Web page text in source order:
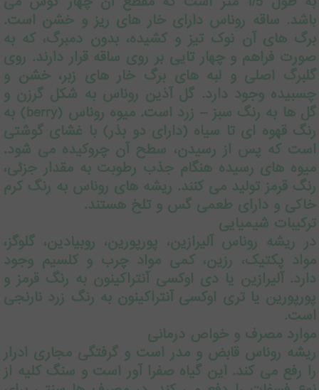
باشد. ساقه روناس دارای خار های ریز و خشن است.
برگ های آن نوک تیز و کشیده، بدون دمبرگ، که به
صورت فراهم و چهار تایی بر روی ساقه قرار دارند. روی
گلبرگ اصلی و لبه های برگ خار های زبر، خشن و
چسبیده وجود دارد. گل آذین روناس به شکل گرزن و
گل ها به رنگ سبز – زرد است. میوه روناس (berry) به
رنگ قهوه ای تا سیاه (دارای دو بذر) با غشای گوشتی
است که پس از رسیدن، سطح آن چروکیده می شود.
میوه های رسیده هنگام جذب رطوبت به مقدار جزئی،
رنگ قرمز تولید می کنند. ریشه های روناس به رنگ کرم
خاکی و دارای طعمی گس و تلخ هستند.
ترکیبات شیمیایی
در ریشه روناس آلیرازین، پورپورین، روبیادین، گلوگز،
مواد پکتیک، رزین، کمی مواد چرب و کلسیم وجود
دارد. آلیرازین یا دی اوکسی آنتراکینون به رنگ قرمز و
پورپورین یا تری اوکسی آنتراکینون به رنگ زرد نارنجی
است.
موارد مصرف و خواص درمانی
ریشه روناس قابض و مدر است و گرفتگی مجاری ادرار
را رفع می کند. این گیاه صفرا آور است و سنگ کلیه از